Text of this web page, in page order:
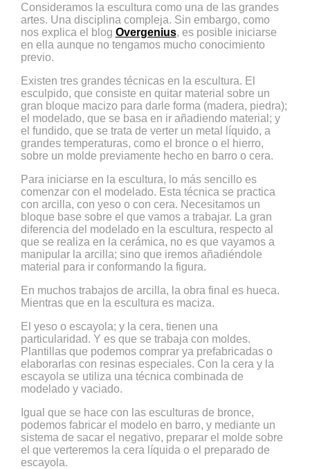
Consideramos la escultura como una de las grandes
artes. Una disciplina compleja. Sin embargo, como
nos explica el blog Overgenius, es posible iniciarse
en ella aunque no tengamos mucho conocimiento
previo.
Existen tres grandes técnicas en la escultura. El
esculpido, que consiste en quitar material sobre un
gran bloque macizo para darle forma (madera, piedra);
el modelado, que se basa en ir añadiendo material; y
el fundido, que se trata de verter un metal líquido, a
grandes temperaturas, como el bronce o el hierro,
sobre un molde previamente hecho en barro o cera.
Para iniciarse en la escultura, lo más sencillo es
comenzar con el modelado. Esta técnica se practica
con arcilla, con yeso o con cera. Necesitamos un
bloque base sobre el que vamos a trabajar. La gran
diferencia del modelado en la escultura, respecto al
que se realiza en la cerámica, no es que vayamos a
manipular la arcilla; sino que iremos añadiéndole
material para ir conformando la figura.
En muchos trabajos de arcilla, la obra final es hueca.
Mientras que en la escultura es maciza.
El yeso o escayola; y la cera, tienen una
particularidad. Y es que se trabaja con moldes.
Plantillas que podemos comprar ya prefabricadas o
elaborarlas con resinas especiales. Con la cera y la
escayola se utiliza una técnica combinada de
modelado y vaciado.
Igual que se hace con las esculturas de bronce,
podemos fabricar el modelo en barro, y mediante un
sistema de sacar el negativo, preparar el molde sobre
el que verteremos la cera líquida o el preparado de
escayola.